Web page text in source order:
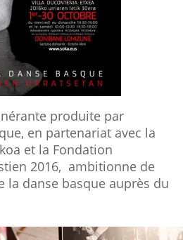
produite par
en partenariat avec la
et la Fondation
2016, ambitionne de
la danse basque auprès du